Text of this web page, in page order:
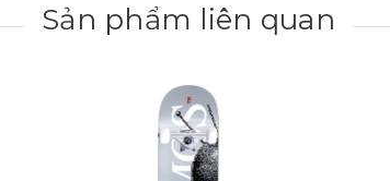
Sản phẩm liên quan